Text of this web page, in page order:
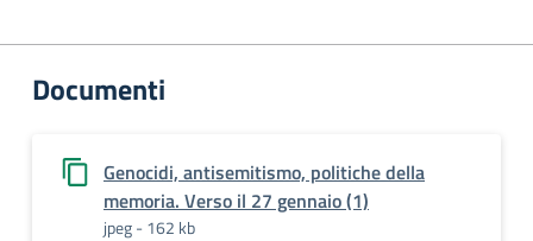
Documenti
Genocidi, antisemitismo, politiche della
memoria. Verso il 27 gennaio (1)
jpeg - 162 kb